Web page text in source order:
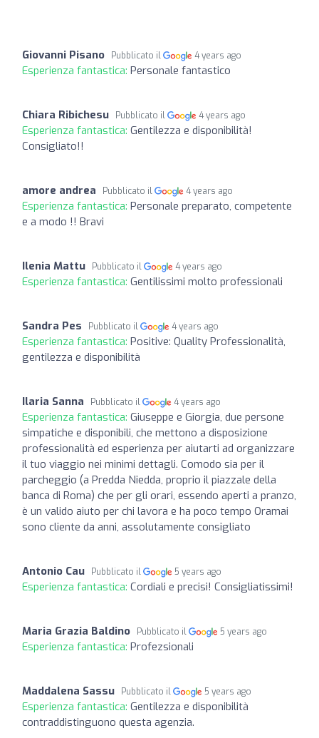
Giovanni Pisano Pubblicato il 4 years ago
Esperienza fantastica: Personale fantastico
Chiara Ribichesu Pubblicato il 4 years ago
Esperienza fantastica: Gentilezza e disponibilità!
Consigliato!!
amore andrea Pubblicato il 4 years ago
Esperienza fantastica: Personale preparato, competente
e a modo !! Bravi
Ilenia Mattu Pubblicato il 4 years ago
Esperienza fantastica: Gentilissimi molto professionali
Sandra Pes Pubblicato il 4 years ago
Esperienza fantastica: Positive: Quality Professionalità,
gentilezza e disponibilità
Ilaria Sanna Pubblicato il 4 years ago
Esperienza fantastica: Giuseppe e Giorgia, due persone
simpatiche e disponibili, che mettono a disposizione
professionalità ed esperienza per aiutarti ad organizzare
il tuo viaggio nei minimi dettagli. Comodo sia per il
parcheggio (a Predda Niedda, proprio il piazzale della
banca di Roma) che per gli orari, essendo aperti a pranzo,
è un valido aiuto per chi lavora e ha poco tempo Oramai
sono cliente da anni, assolutamente consigliato
Antonio Cau Pubblicato il 5 years ago
Esperienza fantastica: Cordiali e precisi! Consigliatissimi!
Maria Grazia Baldino Pubblicato il 5 years ago
Esperienza fantastica: Profezsionali
Maddalena Sassu Pubblicato il 5 years ago
Esperienza fantastica: Gentilezza e disponibilità
contraddistinguono questa agenzia.